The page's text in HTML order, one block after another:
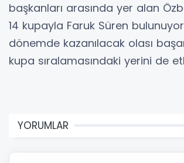
başkanları arasında yer alan
14 kupayla Faruk Süren
dönemde kazanılacak olası
kupa sıralamasındaki yerini de
YORUMLAR